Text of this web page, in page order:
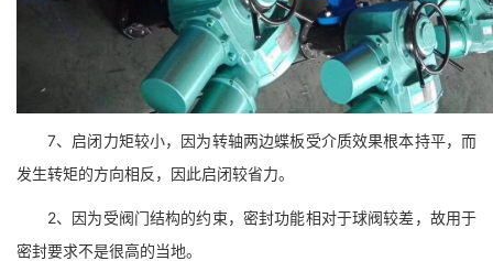
7、启闭力矩较小，因为转轴两边蝶板受介质效果根本持平，而
发生转矩的方向相反，因此启闭较省力。
2、因为受阀门结构的约束，密封功能相对于球阀较差，故用于
密封要求不是很高的当地。